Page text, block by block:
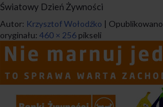
Światowy Dzień Żywności
Autor: Krzysztof Wołodźko | Opublikowano
oryginału: 460 × 256 pikseli